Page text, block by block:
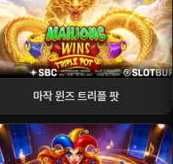
마작 윈즈 트리플 팟